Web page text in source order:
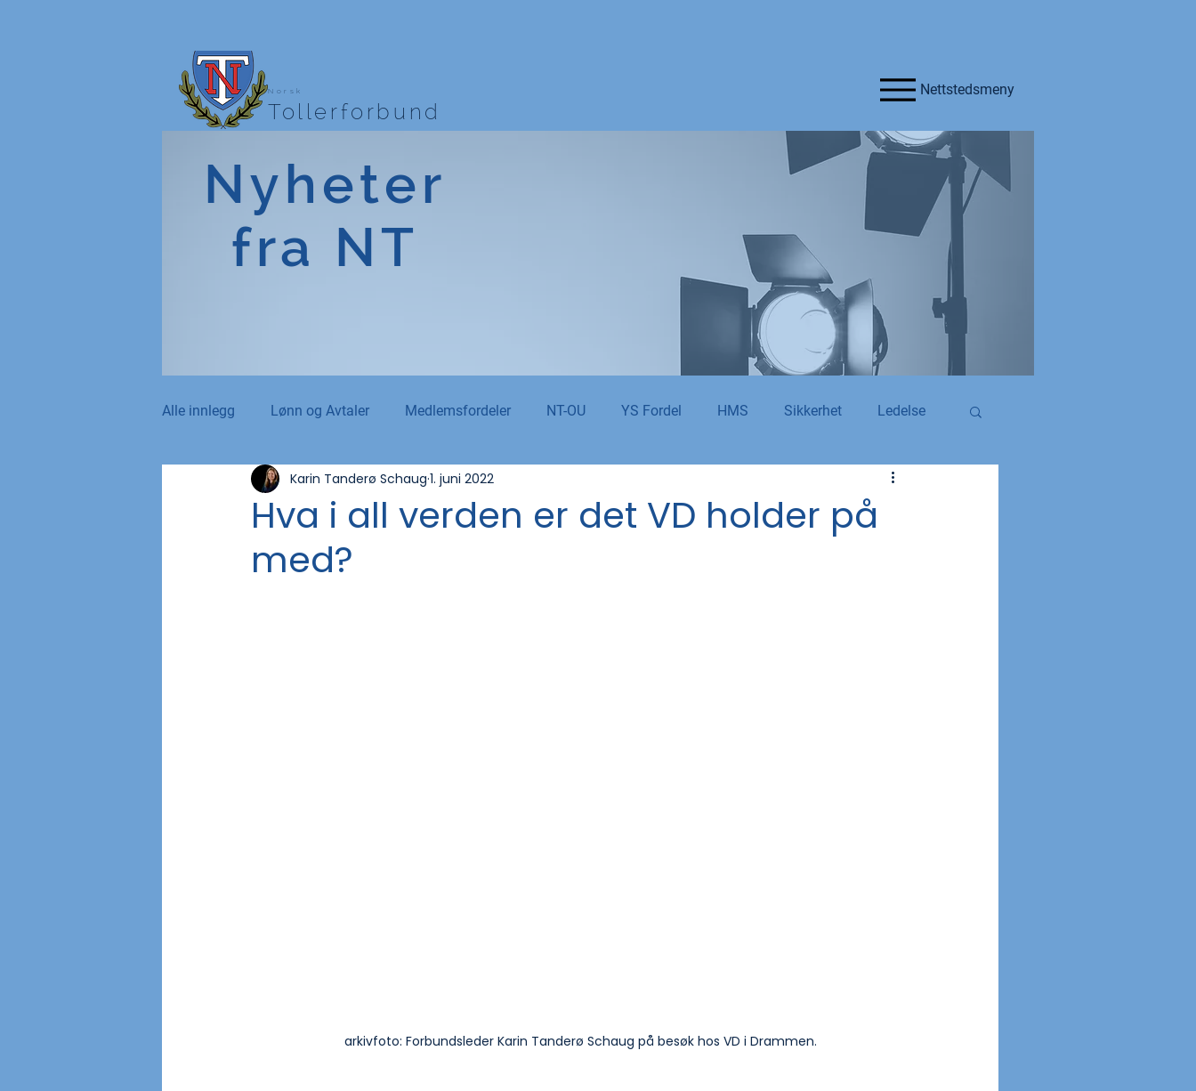
Norsk
Tollerforbund
Nettstedsmeny
Nyheter
fra NT
Alle innlegg Lønn og Avtaler Medlemsfordeler NT-OU YS Fordel HMS Sikkerhet Ledelse
Norsk Tollblad Kurs og Utdanning Tolletaten #jegerstatsansatt
Internasjonalt Andre nyheter
Hva i all verden er det VD holder på
med?
Karin Tanderø Schaug 1. juni 2022
arkivfoto: Forbundsleder Karin Tanderø Schaug på besøk hos VD i Drammen.